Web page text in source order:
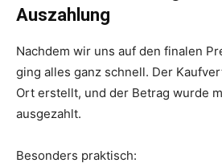
Auszahlung
Nachdem wir uns auf den finalen
ging alles ganz schnell. Der
Ort erstellt, und der Betrag wurde
ausgezahlt.
Besonders praktisch: